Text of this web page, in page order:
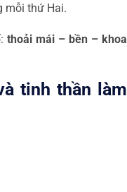
mỗi thứ Hai.
thoải mái – bền – khoa
tinh thần làm